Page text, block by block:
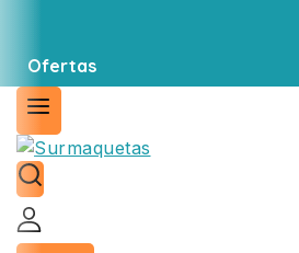
Ofertas